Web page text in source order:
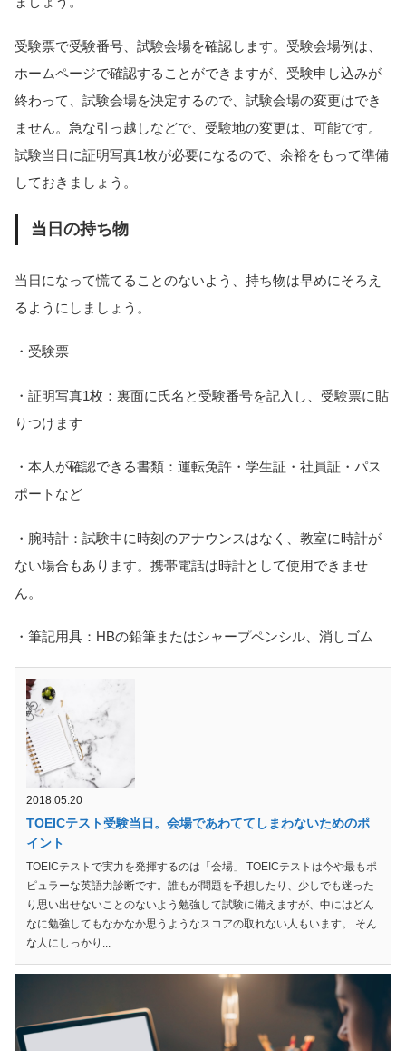
受験票で受験番号、試験会場を確認します。受験会場例は、
ホームページで確認することができますが、受験申し込みが
終わって、試験会場を決定するので、試験会場の変更はでき
ません。急な引っ越しなどで、受験地の変更は、可能です。
試験当日に証明写真1枚が必要になるので、余裕をもって準備
しておきましょう。
当日の持ち物
当日になって慌てることのないよう、持ち物は早めにそろえ
るようにしましょう。
・受験票
・証明写真1枚：裏面に氏名と受験番号を記入し、受験票に貼
りつけます
・本人が確認できる書類：運転免許・学生証・社員証・パス
ポートなど
・腕時計：試験中に時刻のアナウンスはなく、教室に時計が
ない場合もあります。携帯電話は時計として使用できませ
ん。
・筆記用具：HBの鉛筆またはシャープペンシル、消しゴム
2018.05.20
TOEICテスト受験当日。会場であわててしまわないためのポ
イント
TOEICテストで実力を発揮するのは「会場」 TOEICテストは今や最もポ
ピュラーな英語力診断です。誰もが問題を予想したり、少しでも迷った
り思い出せないことのないよう勉強して試験に備えますが、中にはどん
なに勉強してもなかなか思うようなスコアの取れない人もいます。 そん
な人にしっかり...